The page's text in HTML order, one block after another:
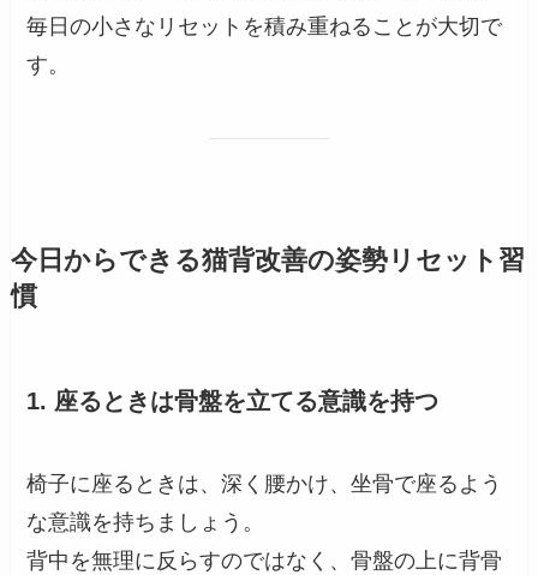
毎日の小さなリセットを積み重ねることが大切で
す。
今日からできる猫背改善の姿勢リセット習
慣
1. 座るときは骨盤を立てる意識を持つ
椅子に座るときは、深く腰かけ、坐骨で座るよう
な意識を持ちましょう。
背中を無理に反らすのではなく、骨盤の上に背骨